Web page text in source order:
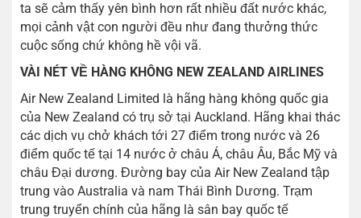
ta sẽ cảm thấy yên bình hơn rất nhiều đất nước khác,
mọi cảnh vật con người đều như đang thưởng thức
cuộc sống chứ không hề vội vã.
VÀI NÉT VỀ HÀNG KHÔNG NEW ZEALAND AIRLINES
Air New Zealand Limited là hãng hàng không quốc gia
của New Zealand có trụ sở tại Auckland. Hãng khai thác
các dịch vụ chở khách tới 27 điểm trong nước và 26
điểm quốc tế tại 14 nước ở châu Á, châu Âu, Bắc Mỹ và
châu Đại dương. Đường bay của Air New Zealand tập
trung vào Australia và nam Thái Bình Dương. Trạm
trung truyển chính của hãng là sân bay quốc tế